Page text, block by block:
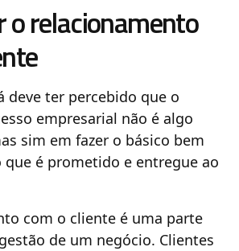
o relacionamento
deve ter percebido que o
empresarial não é algo
sim em fazer o básico bem
é prometido e entregue ao
com o cliente é uma parte
de um negócio. Clientes